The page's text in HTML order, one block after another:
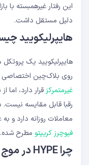
این رفتار غیرهمبسته با
دلیل مستقل داشت.
هایپرلیکویید
هایپرلیکویید یک
روی بلاک‌چین اختصاصی
غیرمتمرکز قرار دارد،
معاملات روزانه دارد و
فیوچرز کریپتو مطرح شده.
چرا HYPE در موج اصلاح سبز ماند؟